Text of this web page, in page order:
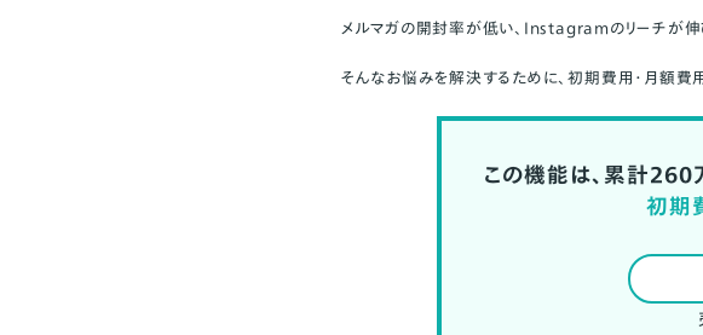
メルマガの開封率が低い、Instagramのリーチが
そんなお悩みを解決するために、初期費用・月額費
この機能は、累計260
初期